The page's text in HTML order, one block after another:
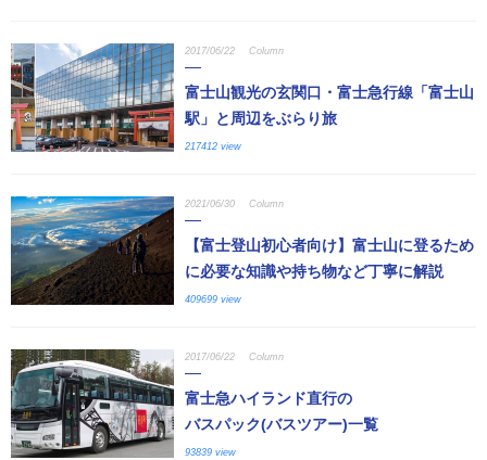
2017/06/22 Column
富士山観光の玄関口・富士急行線「富士山
駅」と周辺をぶらり旅
217412 view
2021/06/30 Column
【富士登山初心者向け】富士山に登るため
に必要な知識や持ち物など丁寧に解説
409699 view
2017/06/22 Column
富士急ハイランド直行の
バスパック(バスツアー)一覧
93839 view